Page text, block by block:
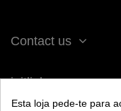
Contact us
iqitlinksmanager
Esta loja pede-te para